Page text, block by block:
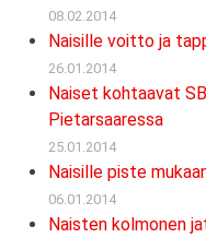
08.02.2014
Naisille voitto ja
26.01.2014
Naiset kohtaavat
Pietarsaaressa
25.01.2014
Naisille piste
06.01.2014
Naisten kolmonen